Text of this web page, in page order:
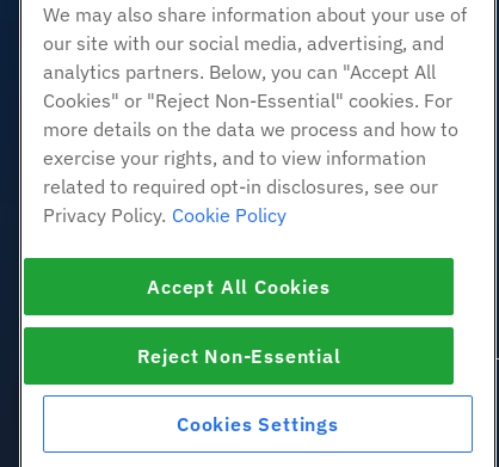
We may also share information about your use of
our site with our social media, advertising, and
analytics partners. Below, you can "Accept All
Cookies" or "Reject Non-Essential" cookies. For
more details on the data we process and how to
exercise your rights, and to view information
related to required opt-in disclosures, see our
Privacy Policy. Cookie Policy
Accept All Cookies
Reject Non-Essential
Cookies Settings